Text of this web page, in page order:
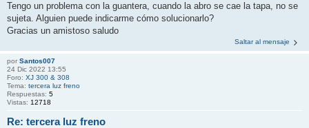
Tengo un problema con la guantera, cuando la abro se cae la tapa, no se
sujeta. Alguien puede indicarme cómo solucionarlo?
Gracias un amistoso saludo
Saltar al mensaje
por Santos007
24 Dic 2022 13:55
Foro: XJ 300 & 308
Tema: tercera luz freno
Respuestas: 5
Vistas: 12718
Re: tercera luz freno